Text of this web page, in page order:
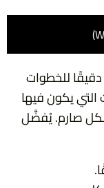
للخطوات
التي يكون فيها
صارم. يُفضَّل